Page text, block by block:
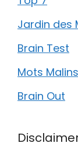
Jardin des
Brain Test
Mots Malins
Brain Out